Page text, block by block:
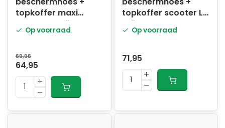
topkoffer maxi
scooter L grijs
Op voorraad
69,96
64,95
topkoffer scooter L
grijs bogart
Op voorraad
71,95